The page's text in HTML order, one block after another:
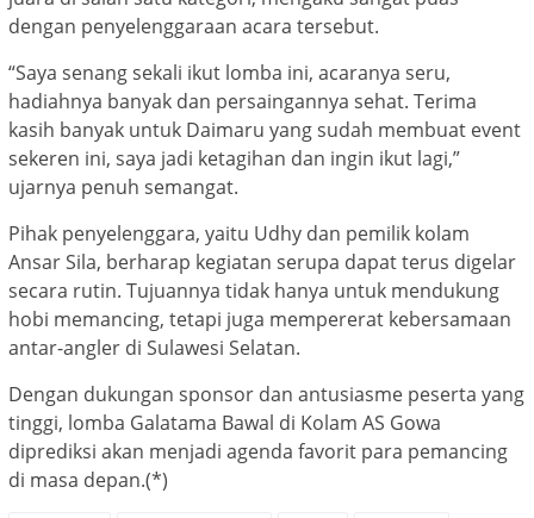
dengan penyelenggaraan acara tersebut.
“Saya senang sekali ikut lomba ini, acaranya seru,
hadiahnya banyak dan persaingannya sehat. Terima
kasih banyak untuk Daimaru yang sudah membuat event
sekeren ini, saya jadi ketagihan dan ingin ikut lagi,”
ujarnya penuh semangat.
Pihak penyelenggara, yaitu Udhy dan pemilik kolam
Ansar Sila, berharap kegiatan serupa dapat terus digelar
secara rutin. Tujuannya tidak hanya untuk mendukung
hobi memancing, tetapi juga mempererat kebersamaan
antar-angler di Sulawesi Selatan.
Dengan dukungan sponsor dan antusiasme peserta yang
tinggi, lomba Galatama Bawal di Kolam AS Gowa
diprediksi akan menjadi agenda favorit para pemancing
di masa depan.(*)